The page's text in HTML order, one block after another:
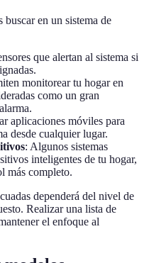
buscar en un sistema de
que alertan al sistema si
monitorear tu hogar en
como un gran
aplicaciones móviles para
desde cualquier lugar.
: Algunos sistemas
inteligentes de tu hogar,
más completo.
dependerá del nivel de
Realizar una lista de
el enfoque al